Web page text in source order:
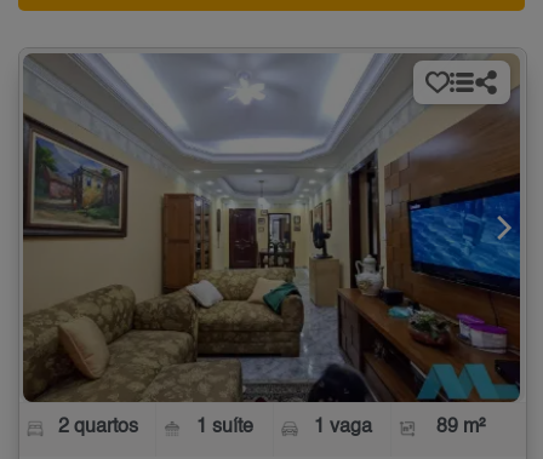
2 quartos 1 suíte 1 vaga 89 m²